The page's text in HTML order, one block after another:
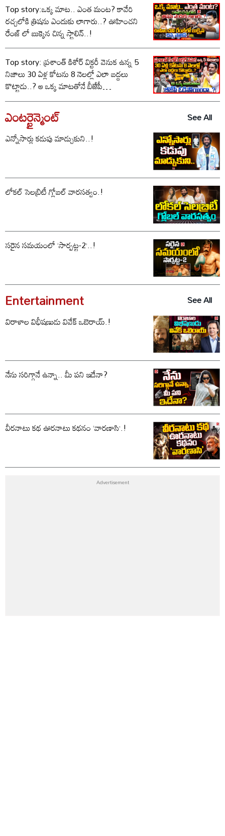
Top story:ఒక్క మాట.. ఎంత మంట? కావేరి
రచ్చలోకి త్రిషను ఎందుకు లాగారు..? ఊహించని
రేంజ్ లో బుక్కైన చిన్న స్టాలిన్..!
Top story: ప్రశాంత్ కిశోర్ విక్టరీ వెనుక ఉన్న 5
నిజాలు 30 ఏళ్ల కోటను 8 నెలల్లో ఎలా బద్దలు
కొట్టాడు..? ఆ ఒక్క మాటతోనే బీజేపీ
ఓడిపోయిందా..?
ఎంటర్టైన్మెంట్
See All
ఎన్నోసార్లు కడుపు మాడ్చుకుని..!
లోకల్ సెలబ్రిటీ గ్లోబల్ వారసత్వం.!
సరైన సమయంలో ‘సార్పట్ట-2’..!
Entertainment
See All
విరాళాల విభీషణుడు వివేక్ ఒబెరాయ్.!
నేను సరిగ్గానే ఉన్నా.. మీ పని ఇదేనా?
వీరనాటు కథ ఊరనాటు కథనం ‘వారణాసి’.!